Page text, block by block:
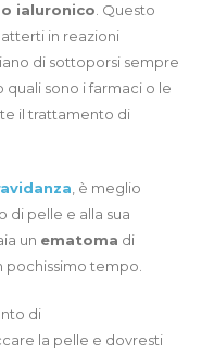
ialuronico. Questo
in reazioni
di sottoporsi sempre
quali sono i farmaci o le
il trattamento di
, è meglio
di pelle e alla sua
un ematoma di
pochissimo tempo.
di
la pelle e dovresti